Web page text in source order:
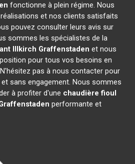
fonctionne à plein régime. Nous
et nos clients satisfaits
pouvez consulter leurs avis sur
sommes les spécialistes de la
Illkirch Graffenstaden et nous
pour tous vos besoins en
pas à nous contacter pour
sans engagement. Nous sommes
à profiter d'une chaudière fioul
performante et